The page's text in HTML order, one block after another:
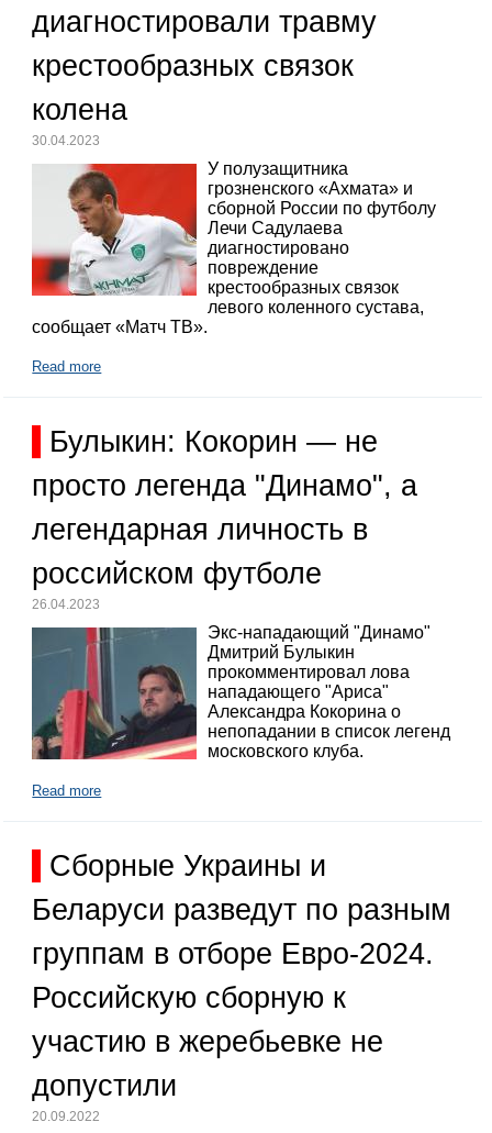
диагностировали травму
крестообразных связок
колена
30.04.2023
У полузащитника
грозненского «Ахмата» и
сборной России по футболу
Лечи Садулаева
диагностировано
повреждение
крестообразных связок
левого коленного сустава,
сообщает «Матч ТВ».
Read more
Булыкин: Кокорин — не
просто легенда "Динамо", а
легендарная личность в
российском футболе
26.04.2023
Экс-нападающий "Динамо"
Дмитрий Булыкин
прокомментировал лова
нападающего "Ариса"
Александра Кокорина о
непопадании в список легенд
московского клуба.
Read more
Сборные Украины и
Беларуси разведут по разным
группам в отборе Евро-2024.
Российскую сборную к
участию в жеребьевке не
допустили
20.09.2022